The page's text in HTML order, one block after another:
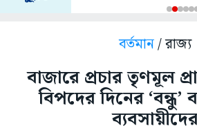
বর্তমান/ রাজ্য
বাজারে প্রচার তৃণমূল
বিপদের দিনের ‘বন্ধু’